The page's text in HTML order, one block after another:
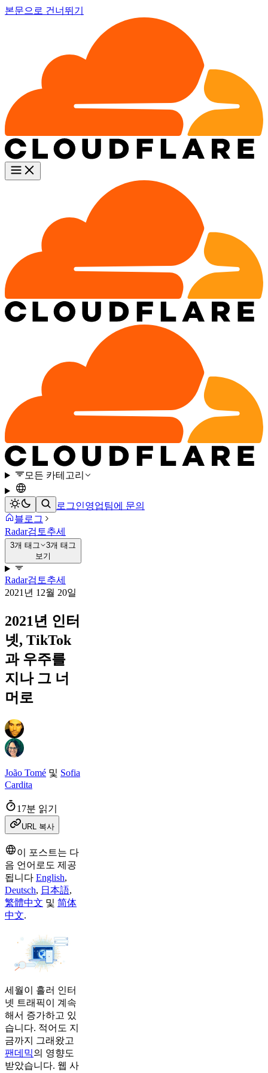
본문으로 건너뛰기
모든 카테고리
로그인영업팀에 문의
블로그
Radar검토추세
3개 태그
3개 태그
보기
Radar검토추세
2021년 12월 20일
2021년 인터
넷, TikTok
과 우주를
지나 그 너
머로
João Tomé 및 Sofia
Cardita
17분 읽기
URL 복사
이 포스트는 다
음 언어로도 제공
됩니다 English,
Deutsch, 日本語,
繁體中文 및 简体
中文.
세월이 흘러 인터
넷 트래픽이 계속
해서 증가하고 있
습니다. 적어도 지
금까지 그래왔고
팬데믹의 영향도
받았습니다. 웹 사